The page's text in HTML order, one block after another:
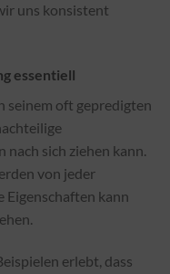
uns konsistent
essentiell
seinem oft gepredigten
sich ziehen kann.
von jeder
Eigenschaften kann
erlebt, dass